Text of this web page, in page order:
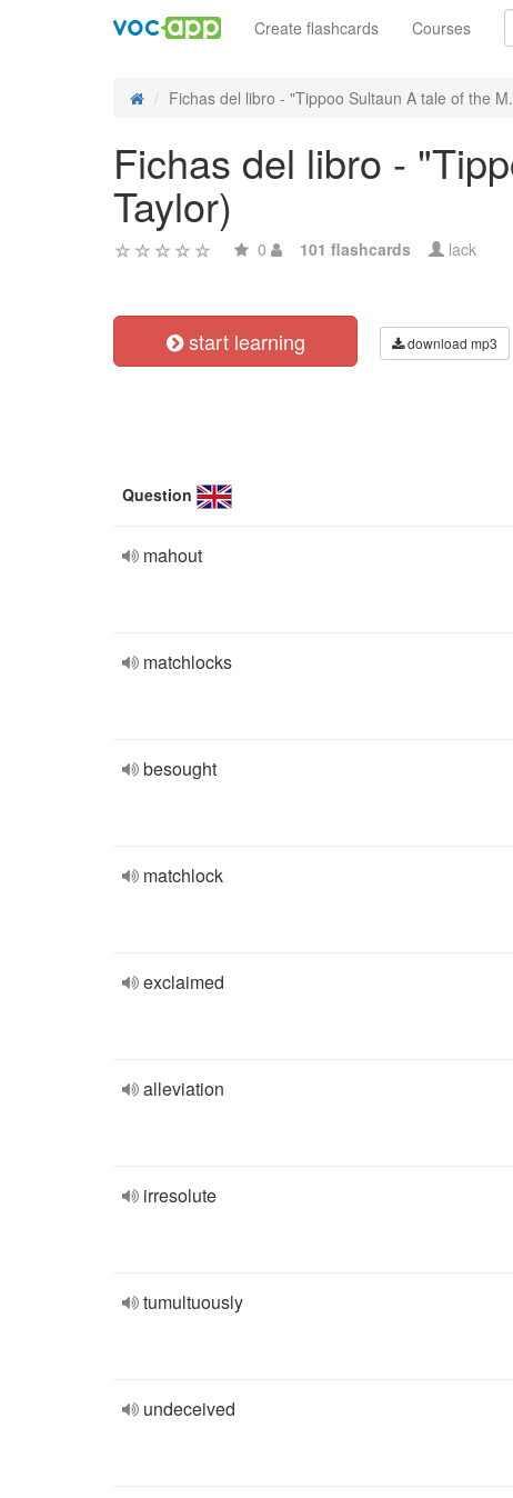
Create flashcards Courses
Fichas del libro - "Tippoo Sultaun A tale of the
Fichas del libro -
Taylor)
0 101 flashcards lack
start learning download mp3
Question
mahout
matchlocks
besought
matchlock
exclaimed
alleviation
irresolute
tumultuously
undeceived